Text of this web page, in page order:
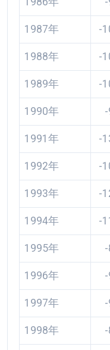
1987年 -
1988年 -
1989年 -
1990年
1991年 -
1992年 -
1993年 -
1994年 -
1995年
1996年
1997年
1998年